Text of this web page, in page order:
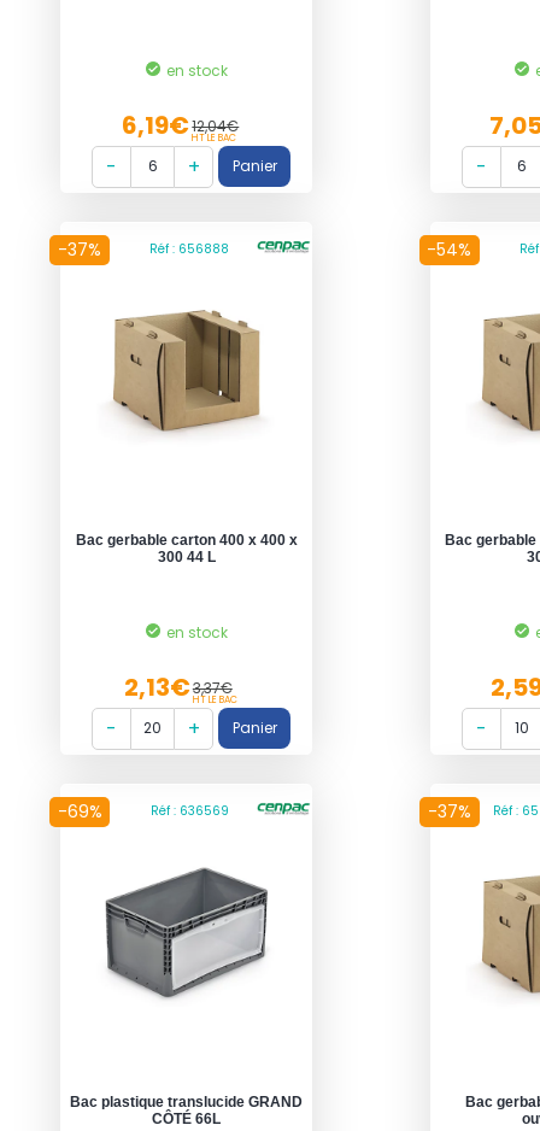
en stock
6,19€12,04€
HT LE BAC
-37% Réf : 656888
Bac gerbable carton 400 x 400 x
300 44 L
en stock
2,13€3,37€
HT LE BAC
-54%
Bac
-69% Réf : 636569
Bac plastique translucide GRAND
CÔTÉ 66L
-37% Réf :
Bac